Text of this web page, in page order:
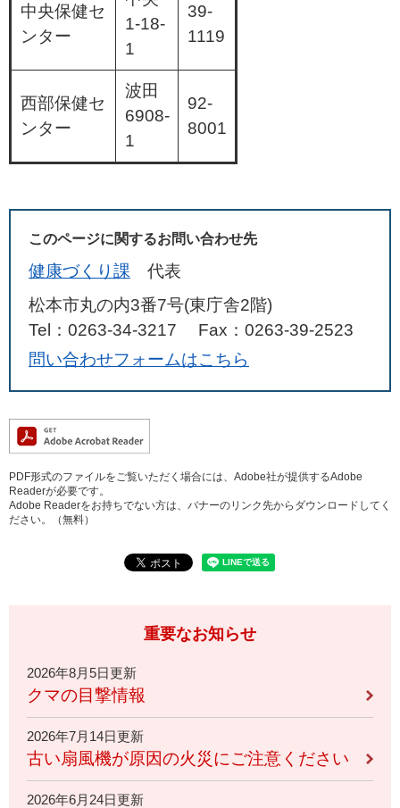
中央保健セ
ンター
1-18-
1
39-
1119
西部保健セ
ンター
波田
6908-
1
92-
8001
このページに関するお問い合わせ先
健康づくり課
代表
松本市丸の内3番7号(東庁舎2階)
Tel：0263-34-3217
Fax：0263-39-2523
問い合わせフォームはこちら
PDF形式のファイルをご覧いただく場合には、Adobe社が提供するAdobe
Readerが必要です。
Adobe Readerをお持ちでない方は、バナーのリンク先からダウンロードしてく
ださい。（無料）
重要なお知らせ
2026年8月5日更新
クマの目撃情報
2026年7月14日更新
古い扇風機が原因の火災にご注意ください
2026年6月24日更新